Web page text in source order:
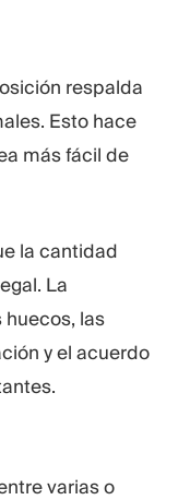
respalda
Esto hace
más fácil de
la cantidad
La
las
y el acuerdo
varias o